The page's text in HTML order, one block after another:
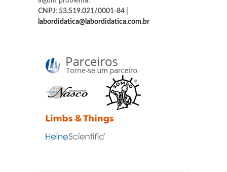
CNPJ: 53.519.021/0001-84 |
labordidatica@labordidatica.com.br